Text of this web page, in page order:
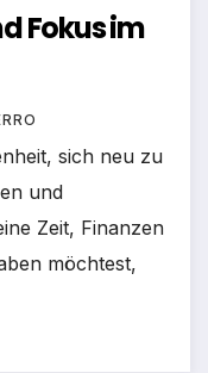
Fokus im
sich neu zu
und
Zeit, Finanzen
möchtest,